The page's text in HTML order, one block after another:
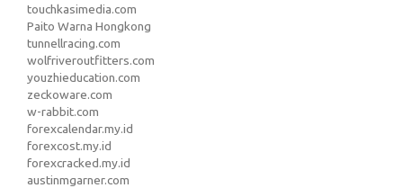
touchkasimedia.com
Paito Warna Hongkong
tunnellracing.com
wolfriveroutfitters.com
youzhieducation.com
zeckoware.com
w-rabbit.com
forexcalendar.my.id
forexcost.my.id
forexcracked.my.id
austinmgarner.com